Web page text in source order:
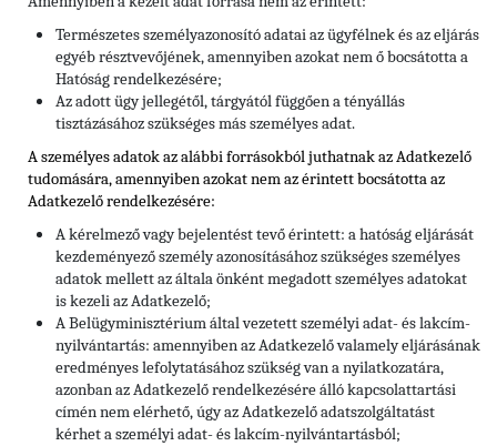
Természetes személyazonosító adatai az ügyfélnek és az eljárás
egyéb résztvevőjének, amennyiben azokat nem ő bocsátotta a
Hatóság rendelkezésére;
Az adott ügy jellegétől, tárgyától függően a tényállás
tisztázásához szükséges más személyes adat.
A személyes adatok az alábbi forrásokból juthatnak az Adatkezelő
tudomására, amennyiben azokat nem az érintett bocsátotta az
Adatkezelő rendelkezésére:
A kérelmező vagy bejelentést tevő érintett: a hatóság eljárását
kezdeményező személy azonosításához szükséges személyes
adatok mellett az általa önként megadott személyes adatokat
is kezeli az Adatkezelő;
A Belügyminisztérium által vezetett személyi adat- és lakcím-
nyilvántartás: amennyiben az Adatkezelő valamely eljárásának
eredményes lefolytatásához szükség van a nyilatkozatára,
azonban az Adatkezelő rendelkezésére álló kapcsolattartási
címén nem elérhető, úgy az Adatkezelő adatszolgáltatást
kérhet a személyi adat- és lakcím-nyilvántartásból;